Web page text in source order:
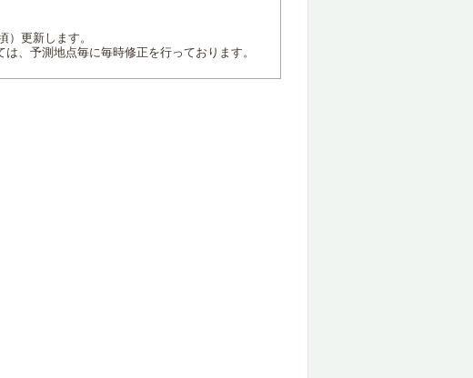
更新します。
、予測地点毎に毎時修正を行っております。